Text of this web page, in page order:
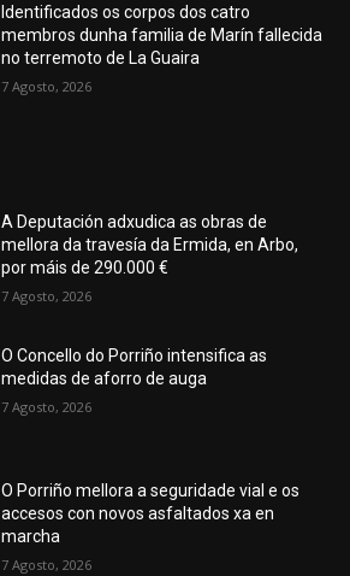
Identificados os corpos dos catro
membros dunha familia de Marín fallecida
no terremoto de La Guaira
7 Agosto, 2026
A Deputación adxudica as obras de
mellora da travesía da Ermida, en Arbo,
por máis de 290.000 €
7 Agosto, 2026
O Concello do Porriño intensifica as
medidas de aforro de auga
7 Agosto, 2026
O Porriño mellora a seguridade vial e os
accesos con novos asfaltados xa en
marcha
7 Agosto, 2026